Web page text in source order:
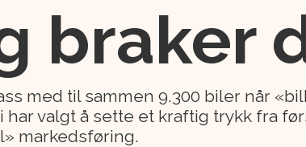
braker
med til sammen 9.300 biler når
har valgt å sette et kraftig trykk fra
markedsføring.